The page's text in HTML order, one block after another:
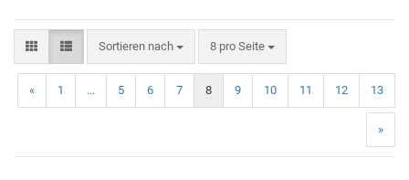
Sortieren nach 8 pro Seite
« 1 ... 5 6 7 8 9 10 11 12 13
»